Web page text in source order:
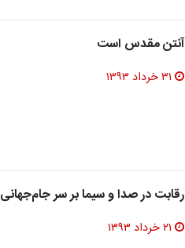
آنتن مقدس است
۳۱ خرداد ۱۳۹۳
رقابت در صدا و سیما بر سر جام‌جهانی
۲۱ خرداد ۱۳۹۳